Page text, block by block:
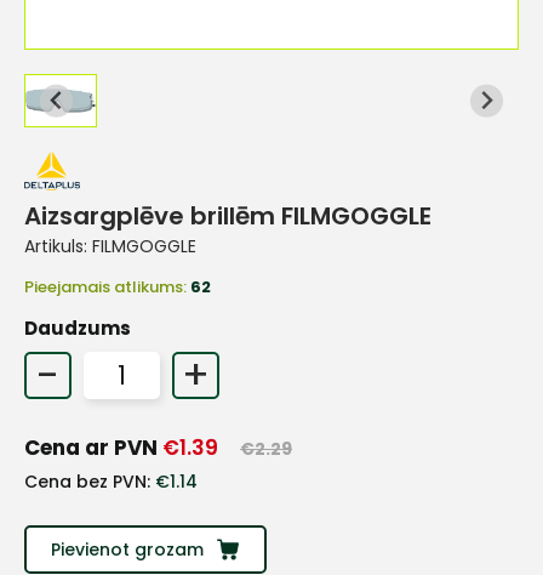
Aizsargplēve brillēm FILMGOGGLE
Artikuls: FILMGOGGLE
Pieejamais atlikums: 62
Daudzums
- +
Cena ar PVN €1.39 €2.29
Cena bez PVN: €1.14
Pievienot grozam+